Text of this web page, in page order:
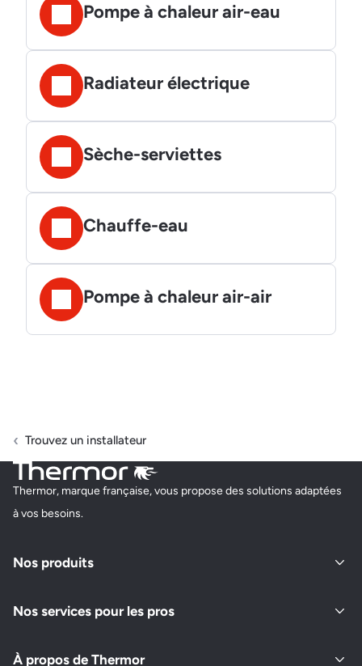
Pompe à chaleur air-eau
Radiateur électrique
Sèche-serviettes
Chauffe-eau
Pompe à chaleur air-air
Trouvez un installateur
Thermor, marque française, vous propose des solutions adaptées
à vos besoins.
Nos produits
Nos services pour les pros
À propos de Thermor